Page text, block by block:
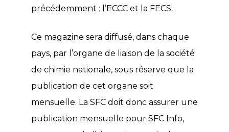
précédemment : l’ECCC et la FECS.
Ce magazine sera diffusé, dans chaque
pays, par l’organe de liaison de la société
de chimie nationale, sous réserve que la
publication de cet organe soit
mensuelle. La SFC doit donc assurer une
publication mensuelle pour SFC Info,